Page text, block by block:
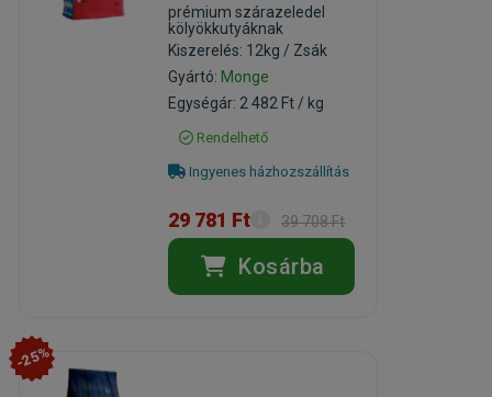
prémium szárazeledel
kölyökkutyáknak
Kiszerelés: 12kg / Zsák
Gyártó: Monge
Egységár: 2 482 Ft / kg
Rendelhető
Ingyenes házhozszállítás
29 781 Ft 39 708 Ft
Kosárba
-25%